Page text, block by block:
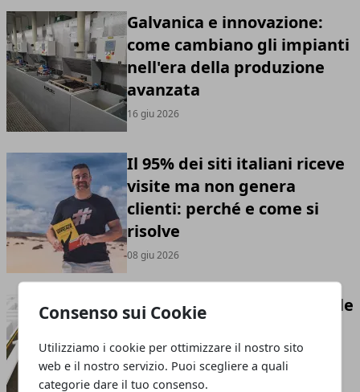
Consenso sui Cookie
Utilizziamo i cookie per ottimizzare il nostro sito
web e il nostro servizio. Puoi scegliere a quali
categorie dare il tuo consenso.
Galvanica e innovazione:
come cambiano gli impianti
nell'era della produzione
avanzata
16 giu 2026
Il 95% dei siti italiani riceve
visite ma non genera
clienti: perché e come si
risolve
08 giu 2026
Strategie di crescita digitale
13 apr 2026